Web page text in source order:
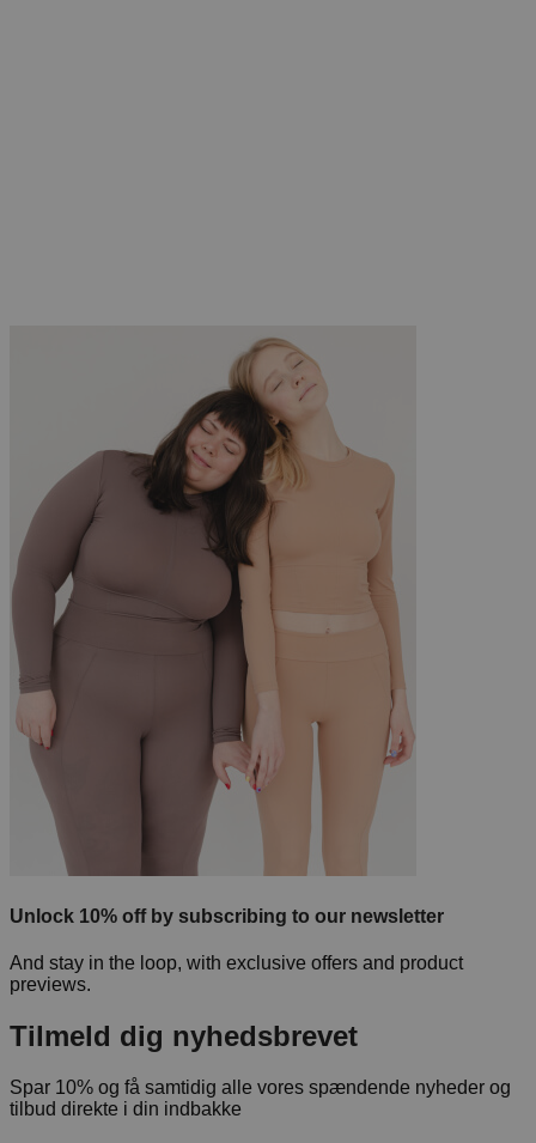
Unlock 10% off by subscribing to our newsletter
And stay in the loop, with exclusive offers and product
previews.
Tilmeld dig nyhedsbrevet
Spar 10% og få samtidig alle vores spændende nyheder og
tilbud direkte i din indbakke